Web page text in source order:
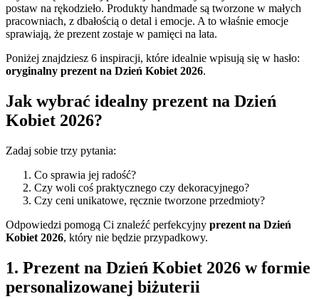
postaw na rękodzieło. Produkty handmade są tworzone w małych
pracowniach, z dbałością o detal i emocje. A to właśnie emocje
sprawiają, że prezent zostaje w pamięci na lata.
Poniżej znajdziesz 6 inspiracji, które idealnie wpisują się w hasło:
oryginalny prezent na Dzień Kobiet 2026.
Jak wybrać idealny prezent na Dzień
Kobiet 2026?
Zadaj sobie trzy pytania:
Co sprawia jej radość?
Czy woli coś praktycznego czy dekoracyjnego?
Czy ceni unikatowe, ręcznie tworzone przedmioty?
Odpowiedzi pomogą Ci znaleźć perfekcyjny prezent na Dzień
Kobiet 2026, który nie będzie przypadkowy.
1. Prezent na Dzień Kobiet 2026 w formie
personalizowanej biżuterii